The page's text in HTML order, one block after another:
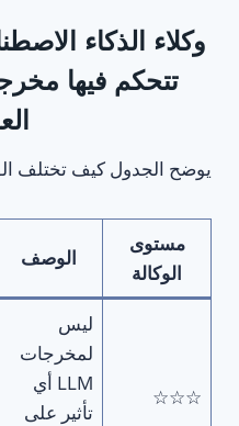
وكلاء الذكاء
يوضح الجدول كيف تختلف
مستوى
الوكالة
الوصف
☆☆☆
ليس
لمخرجات
LLM أي
تأثير على